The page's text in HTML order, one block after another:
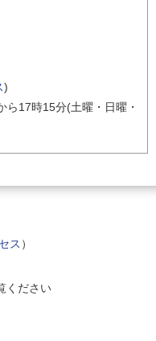
)
ら17時15分(土曜・日曜・
ス ）
ください